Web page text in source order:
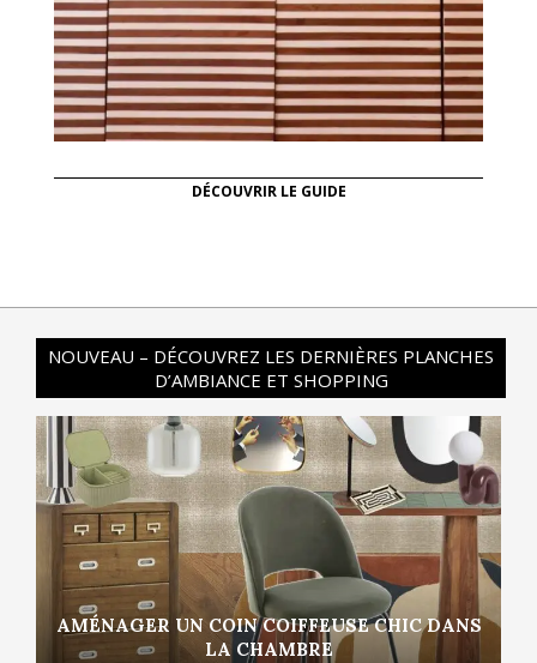
DÉCOUVRIR LE GUIDE
NOUVEAU – DÉCOUVREZ LES DERNIÈRES PLANCHES
D’AMBIANCE ET SHOPPING
AMÉNAGER UN COIN COIFFEUSE CHIC DANS
LA CHAMBRE